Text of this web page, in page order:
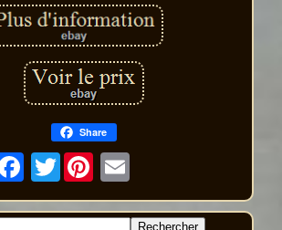
Share
Twitter